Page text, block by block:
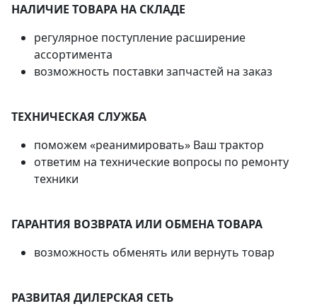
НАЛИЧИЕ ТОВАРА НА СКЛАДЕ
регулярное поступление расширение
ассортимента
возможность поставки запчастей на заказ
ТЕХНИЧЕСКАЯ СЛУЖБА
поможем «реанимировать» Ваш трактор
ответим на технические вопросы по ремонту
техники
ГАРАНТИЯ ВОЗВРАТА ИЛИ ОБМЕНА ТОВАРА
возможность обменять или вернуть товар
РАЗВИТАЯ ДИЛЕРСКАЯ СЕТЬ